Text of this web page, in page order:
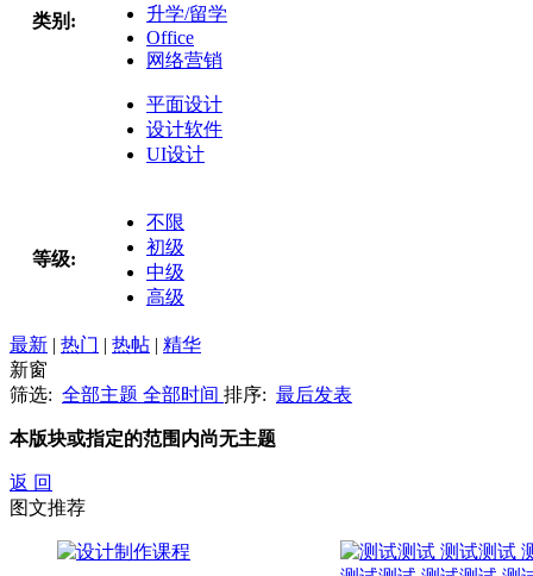
类别:
升学/留学
Office
网络营销
平面设计
设计软件
UI设计
等级:
不限
初级
中级
高级
最新 | 热门 | 热帖 | 精华
新窗
筛选: 全部主题 全部时间 排序: 最后发表
本版块或指定的范围内尚无主题
返 回
图文推荐